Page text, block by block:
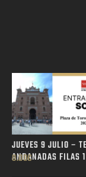
JUEVES 9 JULIO –
ANDANADAS FILAS
0.00€